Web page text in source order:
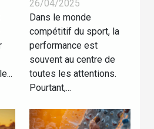
récupération
post-sport
pour athlètes
les techniques
oubliées
26/04/2025
Dans le monde
compétitif du sport, la
performance est
souvent au centre de
toutes les attentions.
Pourtant,...